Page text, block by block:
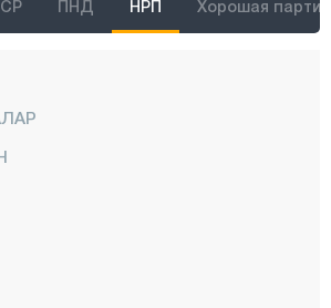
ПНД НРП Хорошая партия